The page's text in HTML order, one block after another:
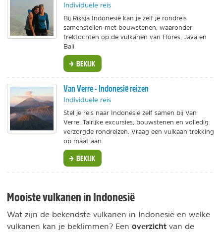
Individuele reis
Bij Riksja Indonesië kan je zelf je rondreis
samenstellen met bouwstenen, waaronder
trektochten op de vulkanen van Flores, Java en
Bali.
BEKIJK
Van Verre - Indonesië reizen
Individuele reis
Stel je reis naar Indonesië zelf samen bij Van
Verre. Talrijke excursies, bouwstenen en volledig
verzorgde rondreizen. Vraag een vulkaan trekking
op maat aan.
BEKIJK
Mooiste vulkanen in Indonesië
Wat zijn de bekendste vulkanen in Indonesië en welke
vulkanen kan je beklimmen? Een overzicht van de